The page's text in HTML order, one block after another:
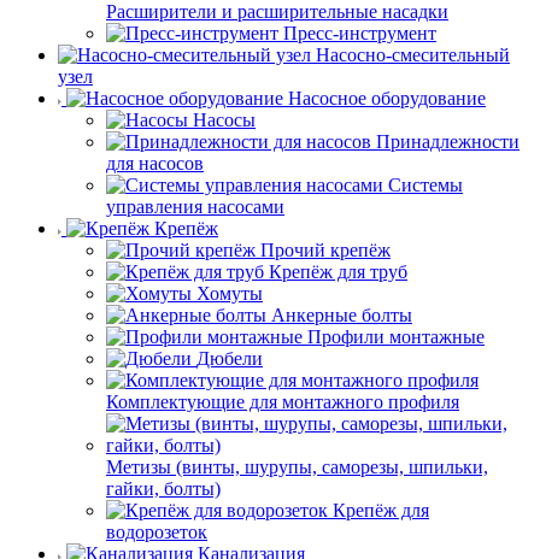
Расширители и расширительные насадки
Пресс-инструмент
Насосно-смесительный
узел
Насосное оборудование
Насосы
Принадлежности
для насосов
Системы
управления насосами
Крепёж
Прочий крепёж
Крепёж для труб
Хомуты
Анкерные болты
Профили монтажные
Дюбели
Комплектующие для монтажного профиля
Метизы (винты, шурупы, саморезы, шпильки,
гайки, болты)
Крепёж для
водорозеток
Канализация